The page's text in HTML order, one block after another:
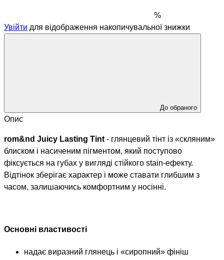
%
Увійти для відображення накопичувальної знижки
До обраного
Опис
rom&nd Juicy Lasting Tint - глянцевий тінт із «скляним»
блиском і насиченим пігментом, який поступово
фіксується на губах у вигляді стійкого stain-ефекту.
Відтінок зберігає характер і може ставати глибшим з
часом, залишаючись комфортним у носінні.
Основні властивості
надає виразний глянець і «сиропний» фініш